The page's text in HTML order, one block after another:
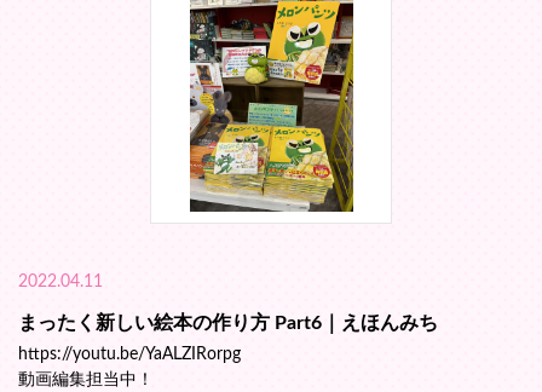
2022.04.11
まったく新しい絵本の作り方 Part6｜えほんみち
https://youtu.be/YaALZIRorpg
動画編集担当中！